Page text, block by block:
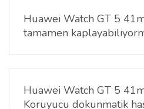
Huawei Watch GT 5
tamamen
Gelişmiş flexible tam kaplama
ekranın tüm yüzeyine kusursuz
sağlar.
Huawei Watch GT 5
Koruyucu dokunmatik